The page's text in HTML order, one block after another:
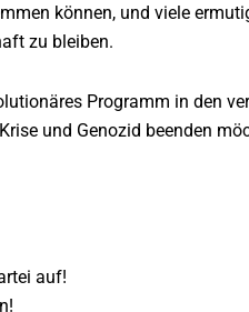
können, und viele
zu bleiben.
Programm in den
und Genozid beenden
auf!